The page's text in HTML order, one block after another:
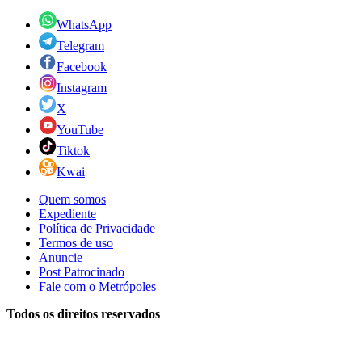
WhatsApp
Telegram
Facebook
Instagram
X
YouTube
Tiktok
Kwai
Quem somos
Expediente
Política de Privacidade
Termos de uso
Anuncie
Post Patrocinado
Fale com o Metrópoles
Todos os direitos reservados